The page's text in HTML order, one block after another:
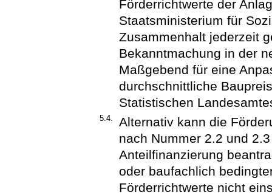
Förderrichtwerte der
Staatsministerium für
Zusammenhalt jederzeit
Bekanntmachung in der
Maßgebend für eine
durchschnittliche
Statistischen
5.4.
Alternativ kann die
nach Nummer 2.2 und
Anteilfinanzierung
oder baufachlich
Förderrichtwerte nicht